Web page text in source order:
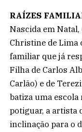
RAÍZES
Nascida em
Christine de Lima
familiar que já
Filha de Carlos
Carlão) e de
batiza uma
potiguar, a artista
inclinação para o